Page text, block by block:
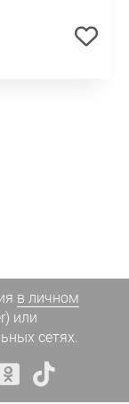
в личном
или
сетях.